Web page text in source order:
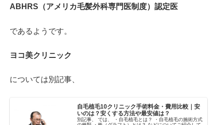
ABHRS（アメリカ毛髪外科専門医制度）認定医
であるようです。
ヨコ美クリニック
については別記事、
自毛植毛10クリニック手術料金・費用比較｜安
いのは？安くする方法や最安値は？
別記事、 では、 ・自毛植毛とは？ ・自毛植毛の施術方式